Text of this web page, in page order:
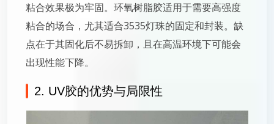
粘合效果极为牢固。环氧树脂胶适用于需要高强度
粘合的场合，尤其适合3535灯珠的固定和封装。缺
点在于其固化后不易拆卸，且在高温环境下可能会
出现性能下降。
2. UV胶的优势与局限性